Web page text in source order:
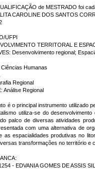
de MESTRADO foi
CAROLINE DOS SANTOS
UFPI
TERRITORAL E
Desenvolvimento regional;
Humanas
Regional
Análise Regional
é o principal instrumento utilizado
utiliza-se do
palco de diversas atividades
com uma alternativa de
as espacialidades produtivas no
transformações no território e
- EDVANIA GOMES DE ASSIS